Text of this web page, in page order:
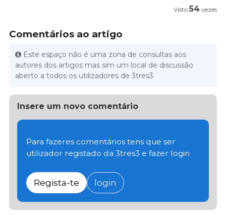
Visto 54 vezes
Comentários ao artigo
Este espaço não é uma zona de consultas aos
autores dos artigos mas sim um local de discussão
aberto a todos os utilizadores de 3tres3
Insere um novo comentário
Para fazeres comentários tens que ser
utilizador registado da 3tres3 e fazer login
Regista-te login